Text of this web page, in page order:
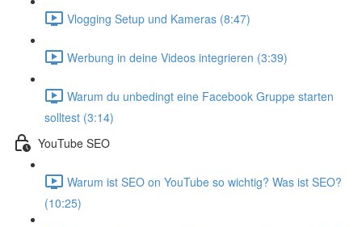
Vlogging Setup und Kameras (8:47)
Werbung in deine Videos integrieren (3:39)
Warum du unbedingt eine Facebook Gruppe starten
solltest (3:14)
YouTube SEO
Warum ist SEO on YouTube so wichtig? Was ist SEO?
(10:25)